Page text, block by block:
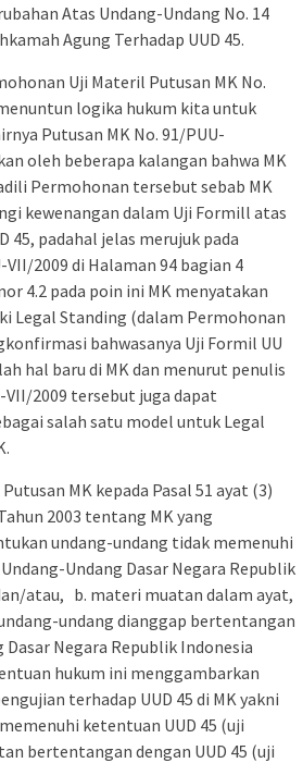
Atas Undang-Undang No. 14
Agung Terhadap UUD 45.
Uji Materil Putusan MK No.
logika hukum kita untuk
Putusan MK No. 91/PUU-
oleh beberapa kalangan bahwa MK
Permohonan tersebut sebab MK
kewenangan dalam Uji Formill atas
45, padahal jelas merujuk pada
VII/2009 di Halaman 94 bagian 4
4.2 pada poin ini MK menyatakan
Legal Standing (dalam Permohonan
bahwasanya Uji Formil UU
hal baru di MK dan menurut penulis
VII/2009 tersebut juga dapat
salah satu model untuk Legal
MK kepada Pasal 51 ayat (3)
2003 tentang MK yang
undang-undang tidak memenuhi
Undang Dasar Negara Republik
atau, b. materi muatan dalam ayat,
undang dianggap bertentangan
Negara Republik Indonesia
hukum ini menggambarkan
terhadap UUD 45 di MK yakni
ketentuan UUD 45 (uji
bertentangan dengan UUD 45 (uji